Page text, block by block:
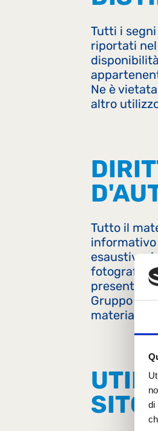
di
Tutti i
riportati
Ne è
altro
Tutto il
esaustivo,
fotografie,
presentati
Gruppo
materia di
SITO